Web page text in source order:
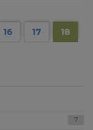
16 17
18
7